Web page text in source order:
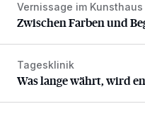
Zwischen Farben und
Vernissage im
Zwischen Farben und
Was lange währt, wird
Tagesklinik
Was lange währt, wird